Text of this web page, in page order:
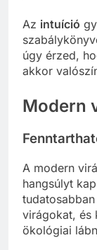
Az intuíció
úgy érzed,
akkor
Modern
A modern
hangsúlyt
virágokat, és
ökológiai